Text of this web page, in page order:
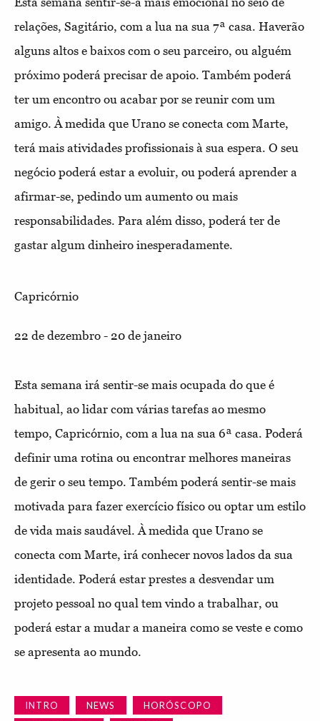
relações, Sagitário, com a lua na sua 7ª casa. Haverão
alguns altos e baixos com o seu parceiro, ou alguém
próximo poderá precisar de apoio. Também poderá
ter um encontro ou acabar por se reunir com um
amigo. À medida que Urano se conecta com Marte,
terá mais atividades profissionais à sua espera. O seu
negócio poderá estar a evoluir, ou poderá aprender a
afirmar-se, pedindo um aumento ou mais
responsabilidades. Para além disso, poderá ter de
gastar algum dinheiro inesperadamente.
Capricórnio
22 de dezembro - 20 de janeiro
Esta semana irá sentir-se mais ocupada do que é
habitual, ao lidar com várias tarefas ao mesmo
tempo, Capricórnio, com a lua na sua 6ª casa. Poderá
definir uma rotina ou encontrar melhores maneiras
de gerir o seu tempo. Também poderá sentir-se mais
motivada para fazer exercício físico ou optar um estilo
de vida mais saudável. À medida que Urano se
conecta com Marte, irá conhecer novos lados da sua
identidade. Poderá estar prestes a desvendar um
projeto pessoal no qual tem vindo a trabalhar, ou
poderá estar a mudar a maneira como se veste e como
se apresenta ao mundo.
INTRO NEWS
HORÓSCOPO